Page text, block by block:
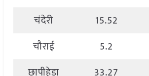
चंदेरी
15.52
चौराई
5.2